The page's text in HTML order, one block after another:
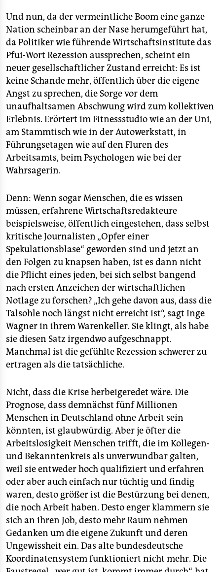
Und nun, da der vermeintliche Boom eine ganze
Nation scheinbar an der Nase herumgeführt hat,
da Politiker wie führende Wirtschaftsinstitute das
Pfui-Wort Rezession aussprechen, scheint ein
neuer gesellschaftlicher Zustand erreicht: Es ist
keine Schande mehr, öffentlich über die eigene
Angst zu sprechen, die Sorge vor dem
unaufhaltsamen Abschwung wird zum kollektiven
Erlebnis. Erörtert im Fitnessstudio wie an der Uni,
am Stammtisch wie in der Autowerkstatt, in
Führungsetagen wie auf den Fluren des
Arbeitsamts, beim Psychologen wie bei der
Wahrsagerin.
Denn: Wenn sogar Menschen, die es wissen
müssen, erfahrene Wirtschaftsredakteure
beispielsweise, öffentlich eingestehen, dass selbst
kritische Journalisten „Opfer einer
Spekulationsblase“ geworden sind und jetzt an
den Folgen zu knapsen haben, ist es dann nicht
die Pflicht eines jeden, bei sich selbst bangend
nach ersten Anzeichen der wirtschaftlichen
Notlage zu forschen? „Ich gehe davon aus, dass die
Talsohle noch längst nicht erreicht ist“, sagt Inge
Wagner in ihrem Warenkeller. Sie klingt, als habe
sie diesen Satz irgendwo aufgeschnappt.
Manchmal ist die gefühlte Rezession schwerer zu
ertragen als die tatsächliche.
Nicht, dass die Krise herbeigeredet wäre. Die
Prognose, dass demnächst fünf Millionen
Menschen in Deutschland ohne Arbeit sein
könnten, ist glaubwürdig. Aber je öfter die
Arbeitslosigkeit Menschen trifft, die im Kollegen-
und Bekanntenkreis als unverwundbar galten,
weil sie entweder hoch qualifiziert und erfahren
oder aber auch einfach nur tüchtig und findig
waren, desto größer ist die Bestürzung bei denen,
die noch Arbeit haben. Desto enger klammern sie
sich an ihren Job, desto mehr Raum nehmen
Gedanken um die eigene Zukunft und deren
Ungewissheit ein. Das alte bundesdeutsche
Koordinatensystem funktioniert nicht mehr. Die